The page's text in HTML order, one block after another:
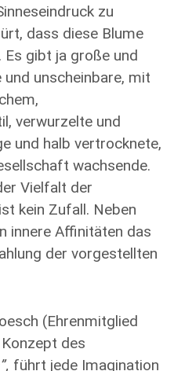
zu
dass diese Blume
gibt ja große und
und unscheinbare, mit
verwurzelte und
und halb vertrocknete,
wachsende.
Vielfalt der
kein Zufall. Neben
innere Affinitäten das
der vorgestellten
(Ehrenmitglied
des
führt jede Imagination